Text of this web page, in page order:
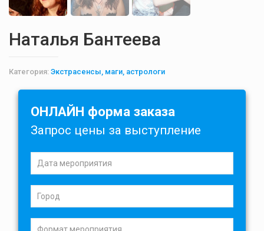
Наталья Бантеева
Категория: Экстрасенсы, маги, астрологи
ОНЛАЙН форма заказа
Запрос цены за выступление